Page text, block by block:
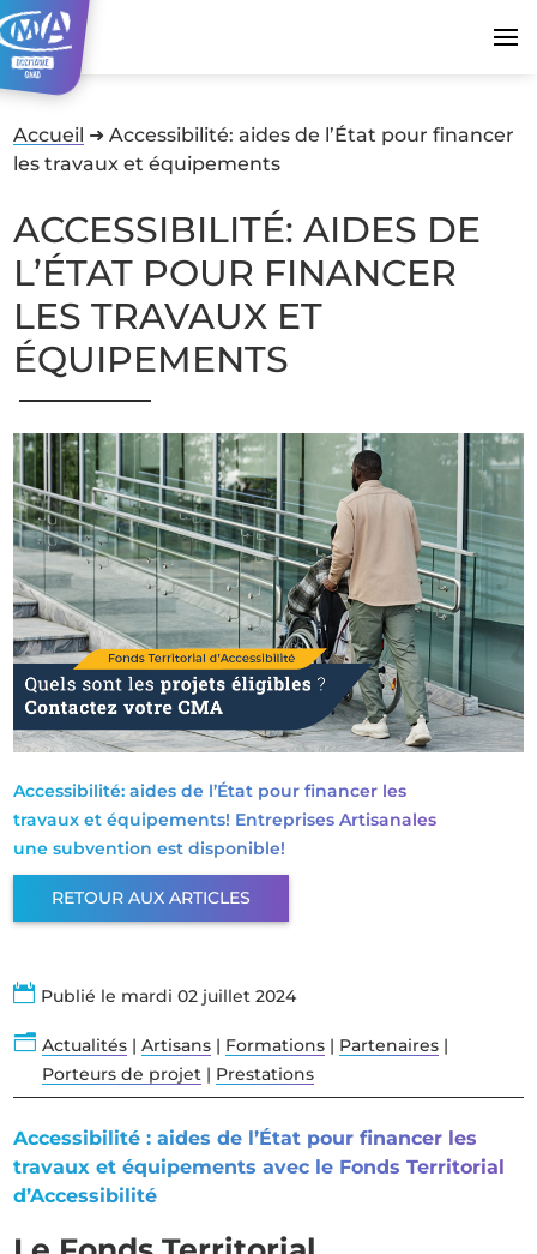
Accueil ➜Accessibilité: aides de l’État pour financer
les travaux et équipements
ACCESSIBILITÉ: AIDES DE
L’ÉTAT POUR FINANCER
LES TRAVAUX ET
ÉQUIPEMENTS
Accessibilité: aides de l’État pour financer les
travaux et équipements! Entreprises Artisanales
une subvention est disponible!
RETOUR AUX ARTICLES
 Publié le mardi 02 juillet 2024
n Actualités| Artisans| Formations| Partenaires|
Porteurs de projet| Prestations
Accessibilité : aides de l’État pour financer les
travaux et équipements avec le Fonds Territorial
d’Accessibilité